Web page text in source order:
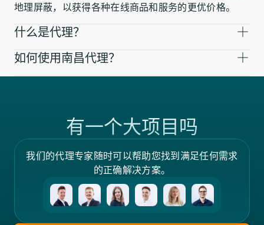
地理屏蔽，以获得各种在线商品和服务的更优价格。
什么是代理？
如何使用南昌代理？
有一个大项目吗
我们的代理专家随时可以帮助您找到满足任何需求
的正确解决方案。